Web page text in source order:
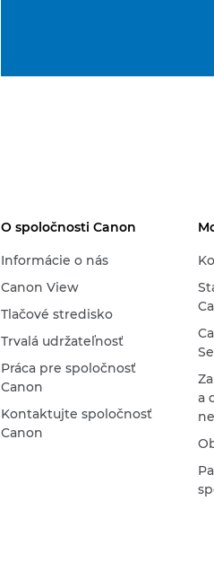
O spoločnosti Canon
Informácie o nás
Canon View
Tlačové stredisko
Trvalá udržateľnosť
Práca pre spoločnosť
Canon
Kontaktujte spoločnosť
Canon
a